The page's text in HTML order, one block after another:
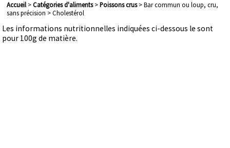
Accueil> Catégories d'aliments> poissons crus> Bar commun ou loup, cru,
sans précision > Cholestérol
Les informations nutritionnelles indiquées ci-dessous le sont
pour 100g de matière.